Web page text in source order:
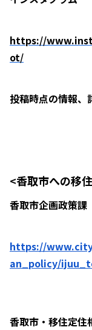
https://
ot/
投稿時点の情報、
<香取市への移
香取市企画政策
https://
an_policy/
香取市・移住定住